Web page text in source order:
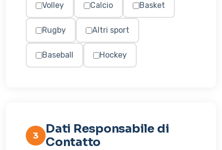
Volley Calcio Basket
Rugby Altri sport
Baseball Hockey
3
Dati Responsabile di
Contatto